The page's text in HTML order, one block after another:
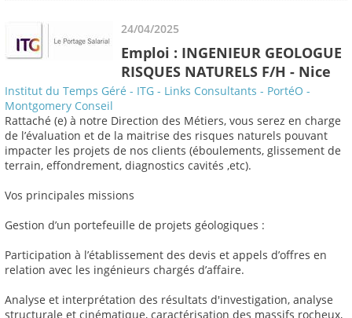
24/04/2025
Emploi : INGENIEUR GEOLOGUE
RISQUES NATURELS F/H - Nice
Institut du Temps Géré - ITG - Links Consultants - PortéO -
Montgomery Conseil
Rattaché (e) à notre Direction des Métiers, vous serez en charge
de l’évaluation et de la maitrise des risques naturels pouvant
impacter les projets de nos clients (éboulements, glissement de
terrain, effondrement, diagnostics cavités ,etc).
Vos principales missions
Gestion d’un portefeuille de projets géologiques :
Participation à l’établissement des devis et appels d’offres en
relation avec les ingénieurs chargés d’affaire.
Analyse et interprétation des résultats d'investigation, analyse
structurale et cinématique, caractérisation des massifs rocheux,